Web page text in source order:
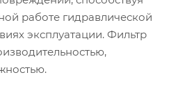
работе гидравлической
эксплуатации. Фильтр